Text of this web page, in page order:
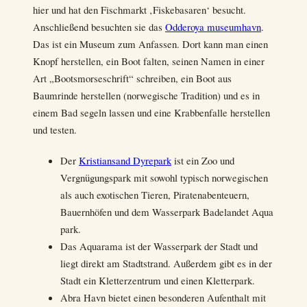
hier und hat den Fischmarkt ‚Fiskebasaren‘ besucht.
Anschließend besuchten sie das Odderoya museumhavn.
Das ist ein Museum zum Anfassen. Dort kann man einen
Knopf herstellen, ein Boot falten, seinen Namen in einer
Art „Bootsmorseschrift“ schreiben, ein Boot aus
Baumrinde herstellen (norwegische Tradition) und es in
einem Bad segeln lassen und eine Krabbenfalle herstellen
und testen.
Der Kristiansand Dyreparkist ein Zoo und
Vergnügungspark mit sowohl typisch norwegischen
als auch exotischen Tieren, Piratenabenteuern,
Bauernhöfen und dem Wasserpark Badelandet Aqua
park.
Das Aquarama ist der Wasserpark der Stadt und
liegt direkt am Stadtstrand. Außerdem gibt es in der
Stadt ein Kletterzentrum und einen Kletterpark.
Abra Havn bietet einen besonderen Aufenthalt mit